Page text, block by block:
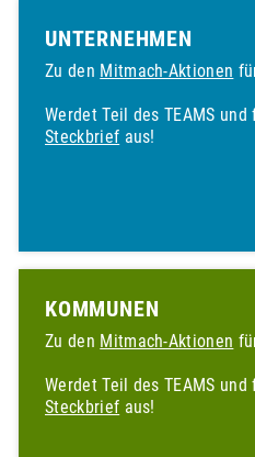
UNTERNEHMEN
Zu den Mitmach-Aktionen
Werdet Teil des TEAMS
Steckbrief aus!
KOMMUNEN
Zu den Mitmach-Aktionen
Werdet Teil des TEAMS
Steckbrief aus!